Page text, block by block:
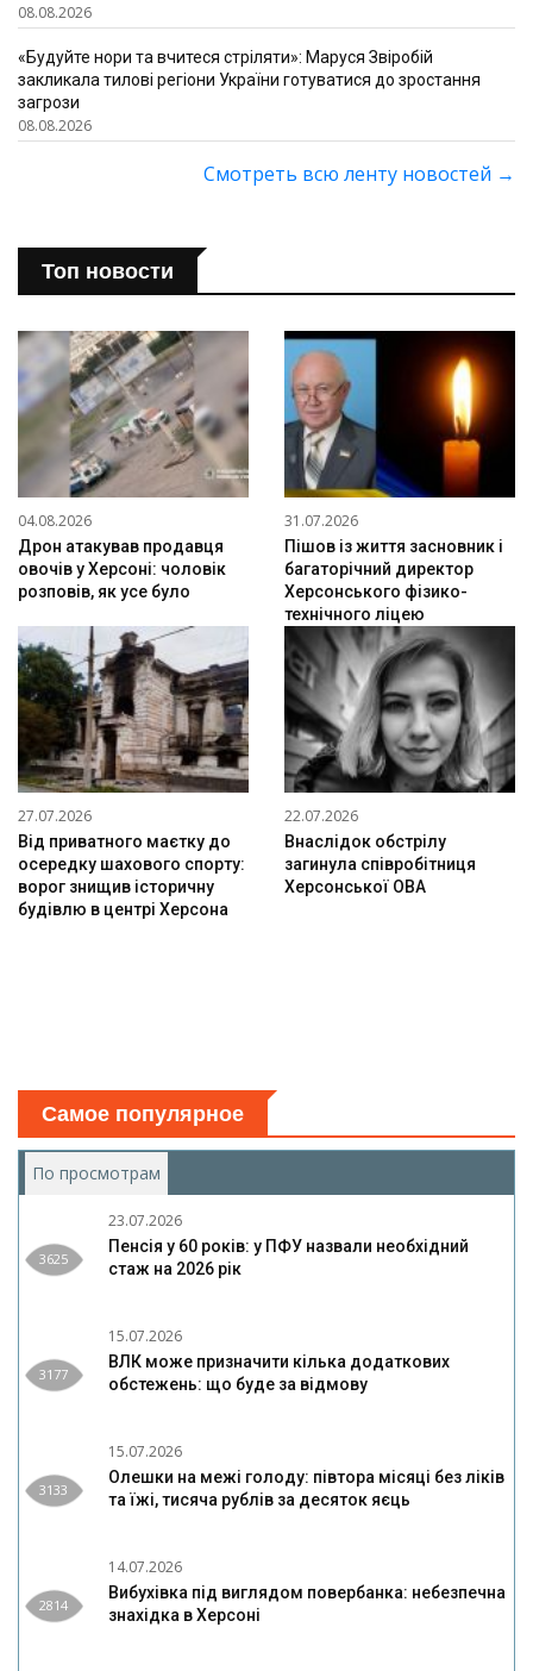
08.08.2026
«Будуйте нори та вчитеся стріляти»: Маруся Звіробій
закликала тилові регіони України готуватися до зростання
загрози
08.08.2026
Смотреть всю ленту новостей →
Топ новости
04.08.2026
Дрон атакував продавця
овочів у Херсоні: чоловік
розповів, як усе було
31.07.2026
Пішов із життя засновник і
багаторічний директор
Херсонського фізико-
технічного ліцею
27.07.2026
Від приватного маєтку до
осередку шахового спорту:
ворог знищив історичну
будівлю в центрі Херсона
22.07.2026
Внаслідок обстрілу
загинула співробітниця
Херсонської ОВА
Самое популярное
По просмотрам
3625
23.07.2026
Пенсія у 60 років: у ПФУ назвали необхідний
стаж на 2026 рік
3177
15.07.2026
ВЛК може призначити кілька додаткових
обстежень: що буде за відмову
3133
15.07.2026
Олешки на межі голоду: півтора місяці без ліків
та їжі, тисяча рублів за десяток яєць
2814
14.07.2026
Вибухівка під виглядом повербанка: небезпечна
знахідка в Херсоні